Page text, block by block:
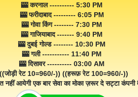
🎰 करनाल ---------- 5:30 PM
🎰 फरीदाबाद --------- 6:05 PM
🎰 गोवा किंग -------- 7:30 PM
🎰 गाजियाबाद ------- 9:40 PM
🎰 दुबई गोल्ड -------- 10:30 PM
🎰 गली ----------- 11:40 PM
🎰 दिसावर ---------- 03:00 AM
((जोड़ी रेट 10=960/-)) ((हरूफ़ रेट 100=960/-))
आयेगी एक बार सेवा का मोका ज़रूर दे सट्टा कंपनी